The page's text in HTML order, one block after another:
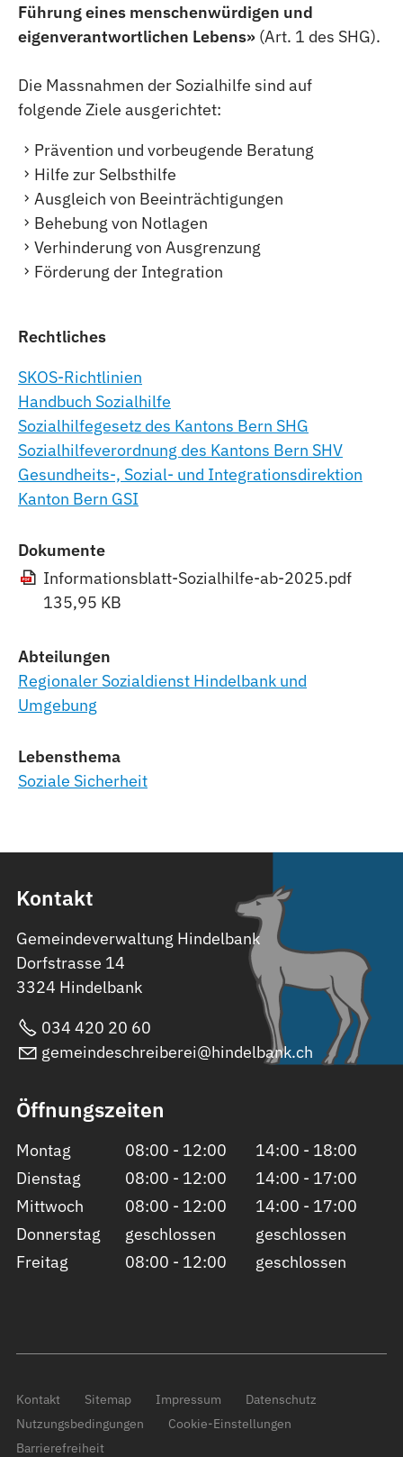
Führung eines menschenwürdigen und
eigenverantwortlichen Lebens» (Art. 1 des SHG).
Die Massnahmen der Sozialhilfe sind auf
folgende Ziele ausgerichtet:
Prävention und vorbeugende Beratung
Hilfe zur Selbsthilfe
Ausgleich von Beeinträchtigungen
Behebung von Notlagen
Verhinderung von Ausgrenzung
Förderung der Integration
Rechtliches
SKOS-Richtlinien
Handbuch Sozialhilfe
Sozialhilfegesetz des Kantons Bern SHG
Sozialhilfeverordnung des Kantons Bern SHV
Gesundheits-, Sozial- und Integrationsdirektion
Kanton Bern GSI
Dokumente
Informationsblatt-Sozialhilfe-ab-2025.pdf
135,95 KB
Abteilungen
Regionaler Sozialdienst Hindelbank und
Umgebung
Lebensthema
Soziale Sicherheit
Kontakt
Gemeindeverwaltung Hindelbank
Dorfstrasse 14
3324 Hindelbank
034 420 20 60
gemeindeschreiberei@hindelbank.ch
Öffnungszeiten
Montag 08:00 - 12:00
14:00 - 18:00
Dienstag
08:00 - 12:00
14:00 - 17:00
Mittwoch
08:00 - 12:00
14:00 - 17:00
Donnerstag
geschlossen
geschlossen
Freitag
08:00 - 12:00 geschlossen
Kontakt Sitemap Impressum
Datenschutz
Nutzungsbedingungen
Cookie-Einstellungen
Barrierefreiheit